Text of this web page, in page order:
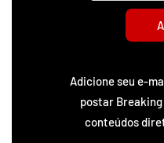
Adicione seu e-
postar
conteúdos